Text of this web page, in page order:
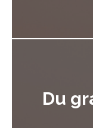
Du